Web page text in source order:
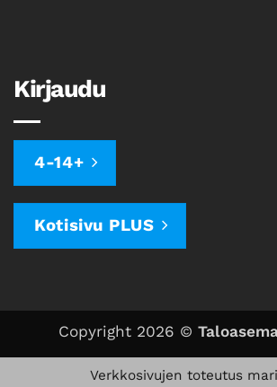
Kirjaudu
4-14+
Kotisivu PLUS
Copyright 2026 ©
Verkkosivujen toteutus